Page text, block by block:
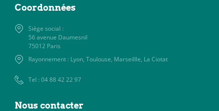
Coordonnées
Siège social :
56 avenue Daumesnil
75012 Paris
Rayonnement : Lyon, Toulouse, Marseillle, La Ciotat
Tel : 04 88 42 22 97
Nous contacter